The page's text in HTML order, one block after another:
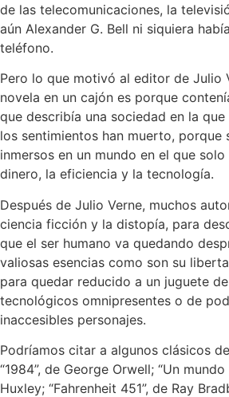
de las telecomunicaciones, la
aún Alexander G. Bell ni siquiera
teléfono.
Pero lo que motivó al editor de Julio
novela en un cajón es porque
que describía una sociedad en la
los sentimientos han muerto, porque
inmersos en un mundo en el que
dinero, la eficiencia y la tecnología.
Después de Julio Verne, muchos
ciencia ficción y la distopía, para
que el ser humano va quedando
valiosas esencias como son su
para quedar reducido a un juguete
tecnológicos omnipresentes o de
inaccesibles personajes.
Podríamos citar a algunos clásicos
“1984”, de George Orwell; “Un
Huxley; “Fahrenheit 451”, de Ray